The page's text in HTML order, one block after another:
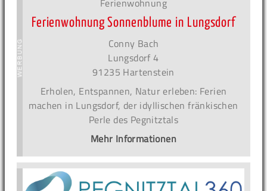
Ferienwohnung
Ferienwohnung Sonnenblume in Lungsdorf
Conny Bach
Lungsdorf 4
91235 Hartenstein
Erholen, Entspannen, Natur erleben: Ferien
machen in Lungsdorf, der idyllischen fränkischen
Perle des Pegnitztals
Mehr Informationen